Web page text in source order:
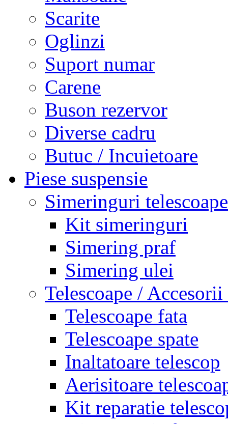
Scarite
Oglinzi
Suport numar
Carene
Buson rezervor
Diverse cadru
Butuc / Incuietoare
Piese suspensie
Simeringuri telescoape
Kit simeringuri
Simering praf
Simering ulei
Telescoape / Accesorii
Telescoape fata
Telescoape spate
Inaltatoare telescop
Aerisitoare
Kit reparatie